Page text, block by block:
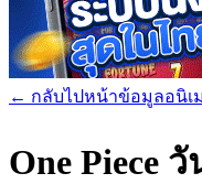
← กลับไปหน้าข้อมูลอนิเ
One Piece